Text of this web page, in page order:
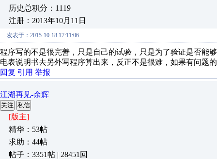
历史总积分：1119
注册：2013年10月11日
发表于：2015-10-18 17:11:06
程序写的不是很完善，只是自己的试验，只是为了验证是否能
电表说明书去另外写程序算出来，反正不是很难，如果有问题
回复 引用 举报
江湖再见-余辉
关注 私信
[版主]
精华：53帖
求助：44帖
帖子：3351帖 | 28451回